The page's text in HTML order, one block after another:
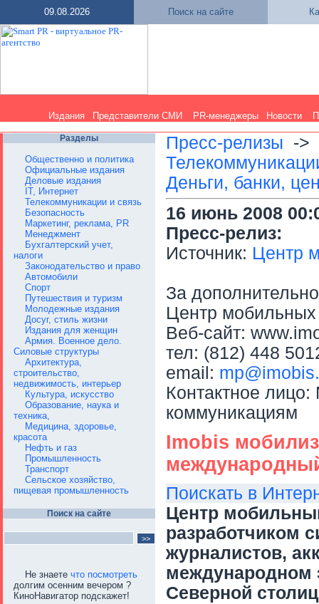
09.08.2026 Поиск на сайте
Издания Представители СМИ PR-менеджеры Новости
Разделы
Общественно и политика
Официальные издания
Деловые издания
IT, Интернет
Телекоммуникации и связь
Безопасность
Маркетинг, реклама, PR
Менеджмент
Бухгалтерский учет,
налоги
Законодательство и право
Автомобили
Спорт
Путешествия и туризм
Молодежные издания
Досуг, стиль жизни
Издания для женщин
Армия. Военное дело.
Силовые структуры
Архитектура,
строительство,
недвижимость, интерьер
Культура, искусство
Образование, наука и
техника,
Медицина, здоровье,
красота
Нефть и газ
Промышленность
Транспорт
Сельское хозяйство,
пищевая промышленность
Поиск на сайте
Не знаете что посмотреть
долгим осенним вечером ?
КиноНавигатор подскажет!
Пресс-релизы ->
Деньги, банки,
16 июнь 2008
Пресс-релиз:
Источник: Центр
За
Центр
Веб-сайт:
тел: (812) 448
email:
Контактное
коммуникациям
Imobis
Поискать в
Центр
разработчиком
журналистов,
международном
Северной